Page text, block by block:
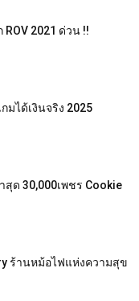
2021 ด่วน !!
มได้เงินจริง 2025
ด 30,000เพชร Cookie
ร้านหม้อไฟแห่งความสุข